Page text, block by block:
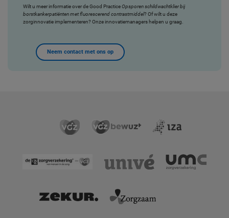
Wilt u meer informatie over de Good PracticeOpsporen schildwachtklier bij
borstkankerpatiënten met fluorescerend contrastmiddel? Of wilt u deze
zorginnovatie implementeren? Onze innovatiemanagers helpen u graag.
Neem contact met ons op